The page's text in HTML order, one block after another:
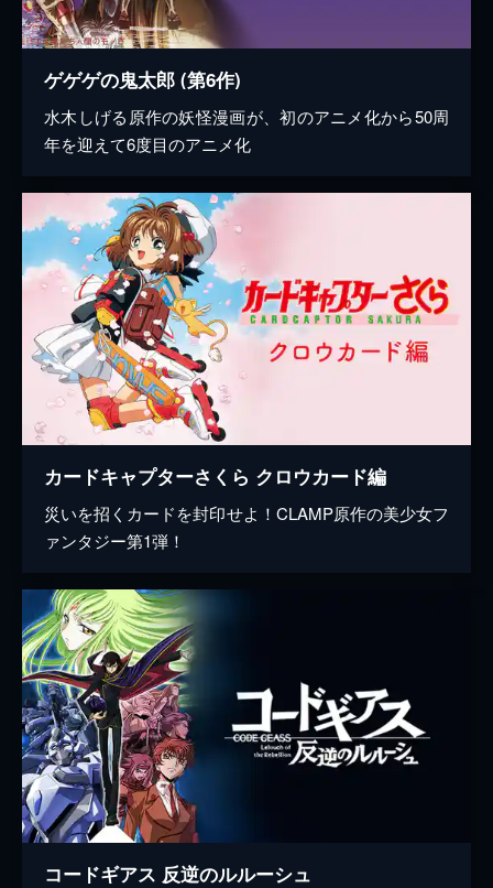
ゲゲゲの鬼太郎 (第6作)
水木しげる原作の妖怪漫画が、初のアニメ化から50周
年を迎えて6度目のアニメ化
カードキャプターさくら クロウカード編
災いを招くカードを封印せよ！CLAMP原作の美少女フ
ァンタジー第1弾！
コードギアス 反逆のルルーシュ